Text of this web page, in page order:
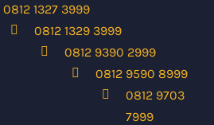
0812 1327 3999
0812 1329 3999
0812 9390 2999
0812 9590 8999
0812 9703
7999